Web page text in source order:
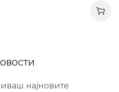
најновите